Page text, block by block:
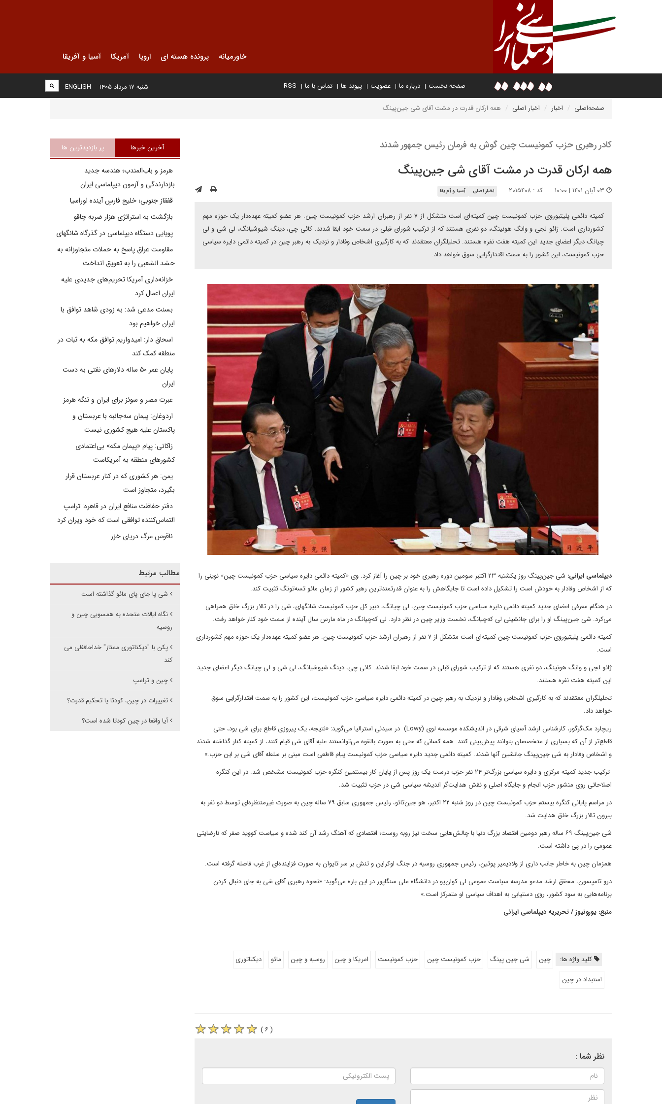
خاورمیانه پرونده هسته ای اروپا آمریکا آسیا و آفریقا
صفحه نخست درباره ما عضویت پیوند ها تماس با ما RSS
ENGLISH شنبه ۱۷ مرداد ۱۴۰۵
صفحه‌اصلی اخبار اخبار اصلی همه ارکان قدرت در مشت آقای شی جین‌پینگ
کادر رهبری حزب کمونیست چین گوش به فرمان رئیس جمهور شدند
همه ارکان قدرت در مشت آقای شی جین‌پینگ
کد : ۲۰۱۵۴۰۸ اخبار اصلی آسیا و آفریقا
کمیته دائمی پلیتبوروی حزب کمونیست چین کمیته‌ای است متشکل از ۷ نفر از رهبران ارشد حزب کمونیست چین. هر عضو کمیته عهده‌دار یک حوزه مهم
کشورداری است. ژائو لجی و وانگ هونینگ، دو نفری هستند که از ترکیب شورای قبلی در سمت خود ابقا شدند. کائی چی، دینگ شیوشیانگ، لی شی و لی
چیانگ دیگر اعضای جدید این کمیته هفت نفره هستند. تحلیلگران معتقدند که به کارگیری اشخاص وفادار و نزدیک به رهبر چین در کمیته دائمی دایره سیاسی
حزب کمونیست، این کشور را به سمت اقتدارگرایی سوق خواهد داد.
دیپلماسی ایرانی:
شی جین‌پینگ روز یکشنبه ۲۳ اکتبر سومین دوره رهبری خود بر چین را آغاز کرد. وی «کمیته دائمی دایره سیاسی حزب کمونیست چین» نوینی را
که از اشخاص وفادار به خودش است را تشکیل داده است تا جایگاهش را به عنوان قدرتمند‌ترین رهبر کشور از زمان مائو‌ تسه‌تونگ تثبیت کند.
در هنگام معرفی اعضای جدید کمیته دائمی دایره سیاسی حزب کمونیست چین، لی چیانگ، دبیر کل حزب کمونیست شانگهای، شی را در تالار بزرگ خلق همراهی
می‌کرد. شی جین‌پینگ او را برای جانشینی لی که‌چیانگ، نخست وزیر چین در نظر دارد. لی که‌چیانگ در ماه مارس سال آینده از سمت خود کنار خواهد رفت.
کمیته دائمی پلیتبوروی حزب کمونیست چین کمیته‌ای است متشکل از ۷ نفر از رهبران ارشد حزب کمونیست چین. هر عضو کمیته عهده‌دار یک حوزه مهم کشورداری
است.
ژائو لجی و وانگ هونینگ، دو نفری هستند که از ترکیب شورای قبلی در سمت خود ابقا شدند. کائی چی، دینگ شیوشیانگ، لی شی و لی چیانگ دیگر اعضای جدید
این کمیته هفت نفره هستند.
تحلیلگران معتقدند که به کارگیری اشخاص وفادار و نزدیک به رهبر چین در کمیته دائمی دایره سیاسی حزب کمونیست، این کشور را به سمت اقتدارگرایی سوق
خواهد داد.
ریچارد مک‌گرگور، کارشناس ارشد آسیای شرقی در اندیشکده موسسه لوی (Lowy) در سیدنی استرالیا می‌گوید: «نتیجه، یک پیروزی قاطع برای شی بود، حتی
قاطع‌تر از آن که بسیاری از متخصصان بتوانند پیش‌بینی کنند. همه کسانی که حتی به صورت بالقوه می‌توانستند علیه آقای شی قیام کنند، از کمیته کنار گذاشته شدند
و اشخاص وفادار به شی جین‌پینگ جانشین آنها شدند. کمیته دائمی جدید دایره سیاسی حزب کمونیست پیام قاطعی است مبنی بر سلطه آقای شی بر این حزب.»
ترکیب جدید کمیته مرکزی و دایره سیاسی بزرگ‌تر ۲۴ نفر حزب درست یک روز پس از پایان کار بیستمین کنگره حزب کمونیست مشخص شد. در این کنگره
اصلاحاتی روی منشور حزب انجام و جایگاه اصلی و نقش هدایت‌گر اندیشه سیاسی شی در حزب تثبیت شد.
در مراسم پایانی کنگره بیستم حزب کمونیست چین در روز شنبه ۲۲ اکتبر، هو جین‌تائو، رئیس جمهوری سابق ۷۹ ساله چین به صورت غیرمنتظره‌ای توسط دو نفر به
بیرون تالار بزرگ خلق هدایت شد.
شی جین‌پینگ ۶۹ ساله رهبر دومین اقتصاد بزرگ دنیا با چالش‌هایی سخت نیز روبه روست؛ اقتصادی که آهنگ رشد آن کند شده و سیاست کووید صفر که نارضایتی
عمومی را در پی داشته است.
همزمان چین به خاطر جانب داری از ولادیمیر پوتین، رئیس جمهوری روسیه در جنگ اوکراین و تنش‌ بر سر تایوان به صورت فزاینده‌ای از غرب فاصله گرفته است.
درو تامپسون، محقق ارشد مدعو مدرسه سیاست عمومی لی‌ کوان‌یو در دانشگاه ملی سنگاپور در این باره می‌گوید: «نحوه رهبری آقای شی به جای دنبال کردن
برنامه‌هایی به سود کشور، روی دستیابی به اهداف سیاسی او متمرکز است.»
منبع: یورونیوز / تحریریه دیپلماسی ایرانی
کلید واژه ها: چین شی جین پینگ حزب کمونیست چین حزب کمونیست امریکا و چین روسیه و چین مائو
دیکتاتوری
استبداد در چین
( ۶ )
نظر شما :
آخرین خبرها پر بازدیدترین ها
هرمز و باب‌المندب؛ هندسه جدید
بازدارندگی و آزمون دیپلماسی ایران
قفقاز جنوبی؛ خلیج فارسِ آینده اوراسیا
بازگشت به استراتژی هزار ضربه چاقو
پویایی دستگاه دیپلماسی در گذرگاه شانگهای
مقاومت عراق پاسخ به حملات متجاوزانه به
حشد الشعبی را به تعویق انداخت
خزانه‌داری آمریکا تحریم‌های جدیدی علیه
ایران اعمال کرد
بسنت مدعی شد: به زودی شاهد توافق با
ایران خواهیم بود
اسحاق دار: امیدواریم توافق مکه به ثبات در
منطقه کمک کند
پایان عمر ۵۰ ساله دلارهای نفتی به دست
ایران
عبرت مصر و سوئز برای ایران و تنگه هرمز
اردوغان: پیمان سه‌جانبه با عربستان و
پاکستان علیه هیچ کشوری نیست
زاکانی: پیام «پیمان مکه» بی‌اعتمادی
کشورهای منطقه به آمریکاست
یمن: هر کشوری که در کنار عربستان قرار
بگیرد، متجاوز است
دفتر حفاظت منافع ایران در قاهره: ترامپ
التماس‌کننده توافقی است که خود ویران کرد
ناقوس مرگ دریای خزر
مطالب مرتبط
شی پا جای پای مائو گذاشته است
نگاه ایالات متحده به همسویی چین و
روسیه
پکن با "دیکتاتوری ممتاز" خداحافظی می
کند
چین و ترامپ
تغییرات در چین، کودتا یا تحکیم قدرت؟
آیا واقعا در چین کودتا شده است؟